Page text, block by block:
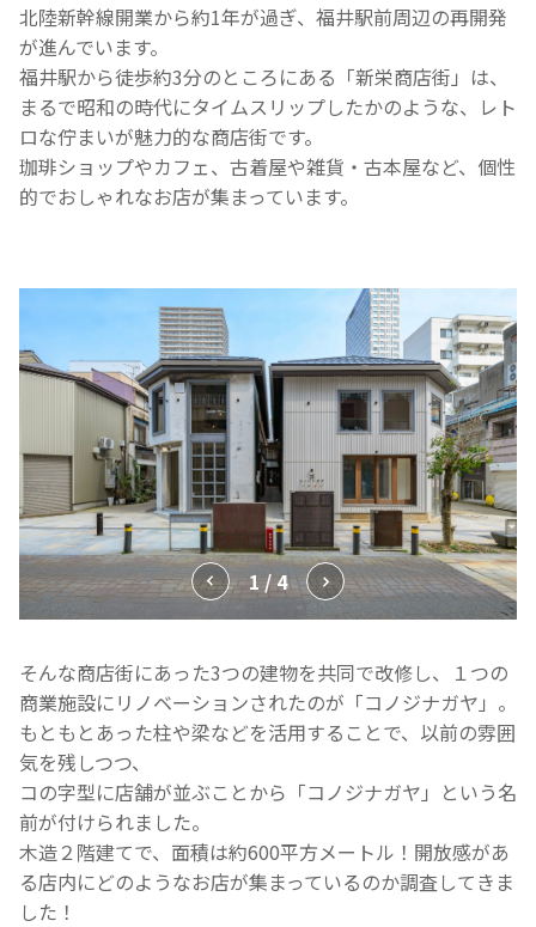
北陸新幹線開業から約1年が過ぎ、福井駅前周辺の再開発
が進んでいます。
福井駅から徒歩約3分のところにある「新栄商店街」は、
まるで昭和の時代にタイムスリップしたかのような、レト
ロな佇まいが魅力的な商店街です。
珈琲ショップやカフェ、古着屋や雑貨・古本屋など、個性
的でおしゃれなお店が集まっています。
1 / 4
そんな商店街にあった3つの建物を共同で改修し、
１つの
商業施設にリノベーションされたのが「コノジナガヤ」。
もともとあった柱や梁などを活用することで、 以前の雰囲
気を残しつつ、
コの字型に店舗が並ぶことから「コノジナガヤ」 という名
前が付けられました。
木造２階建てで、面積は約600平方メートル！ 開放感があ
る店内にどのようなお店が集まっているのか調査してき ま
した！